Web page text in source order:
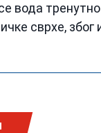
вода тренутно
сврхе,